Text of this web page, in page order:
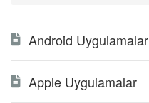
Android Uygulamalar
Apple Uygulamalar